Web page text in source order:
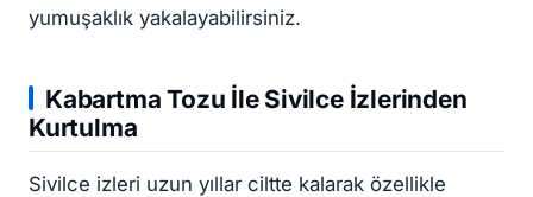
yumuşaklık yakalayabilirsiniz.
Kabartma Tozu İle Sivilce İzlerinden
Kurtulma
Sivilce izleri uzun yıllar ciltte kalarak özellikle